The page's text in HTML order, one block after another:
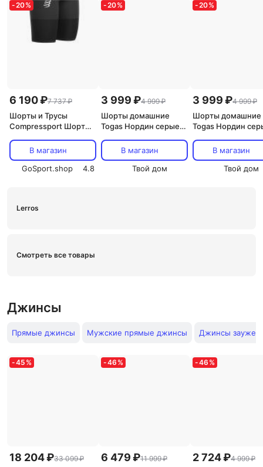
-20%
6 190 ₽7 737 ₽
Шорты и Трусы
Compressport Шорты
Черный T3
В магазин
GoSport.shop
4.8
-20%
3 999 ₽4 999 ₽
Шорты домашние
Togas Нордин серые
В магазин
Твой дом
-20%
3 999 ₽4 999 ₽
Шорты домашние
Togas Нордин
В магазин
Твой дом
Lerros
Смотреть все товары
Джинсы
Прямые джинсы Мужские прямые джинсы Джинсы
-45 %
18 204 ₽33 099 ₽
-46 %
6 479 ₽11 999 ₽
-46 %
2 724 ₽4 999 ₽